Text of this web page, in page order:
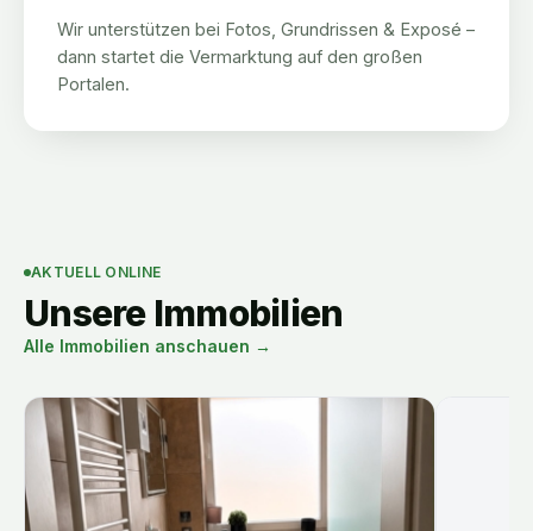
Wir unterstützen bei Fotos, Grundrissen & Exposé –
dann startet die Vermarktung auf den großen
Portalen.
AKTUELL ONLINE
Unsere Immobilien
Alle Immobilien anschauen →